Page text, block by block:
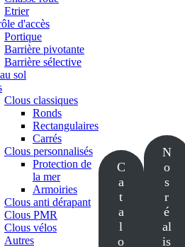
Etrier
d'accès
Portique
Barrière pivotante
Barrière sélective
sol
Clous classiques
Ronds
Rectangulaires
Carrés
Clous personnalisés
Protection de
la mer
Armoiries
Clous anti dérapant
Clous PMR
Clous vélos
Autres
C
a
t
a
l
o
N
o
s
r
é
al
is